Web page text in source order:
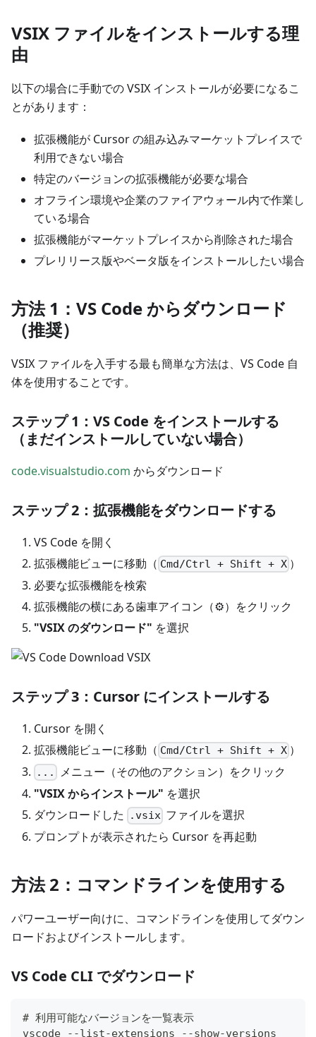
VSIX ファイルをインストールする理
由
以下の場合に手動での VSIX インストールが必要になるこ
とがあります：
拡張機能が Cursor の組み込みマーケットプレイスで
利用できない場合
特定のバージョンの拡張機能が必要な場合
オフライン環境や企業のファイアウォール内で作業し
ている場合
拡張機能がマーケットプレイスから削除された場合
プレリリース版やベータ版をインストールしたい場合
方法 1：VS Code からダウンロード
（推奨）
VSIX ファイルを入手する最も簡単な方法は、VS Code 自
体を使用することです。
ステップ 1：VS Code をインストールする
（まだインストールしていない場合）
code.visualstudio.com からダウンロード
ステップ 2：拡張機能をダウンロードする
VS Code を開く
拡張機能ビューに移動（ Cmd/Ctrl + Shift + X ）
必要な拡張機能を検索
拡張機能の横にある歯車アイコン（⚙️）をクリック
"VSIX のダウンロード" を選択
ステップ 3：Cursor にインストールする
Cursor を開く
拡張機能ビューに移動（ Cmd/Ctrl + Shift + X ）
...
メニュー（その他のアクション）をクリック
"VSIX からインストール" を選択
ダウンロードした
.vsix ファイルを選択
プロンプトが表示されたら Cursor を再起動
方法 2：コマンドラインを使用する
パワーユーザー向けに、コマンドラインを使用してダウン
ロードおよびインストールします。
VS Code CLI でダウンロード
# 利用可能なバージョンを一覧表示
vscode --list-extensions --show-versions